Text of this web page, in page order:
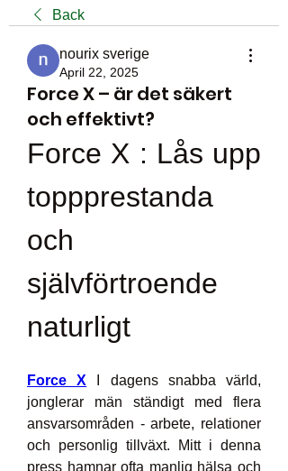
Back
nourix sverige
April 22, 2025
Force X – är det säkert
och effektivt?
Force X : Lås upp
toppprestanda
och
självförtroende
naturligt
Force X I dagens snabba värld,
jonglerar män ständigt med flera
ansvarsområden - arbete, relationer
och personlig tillväxt. Mitt i denna
press hamnar ofta manlig hälsa och